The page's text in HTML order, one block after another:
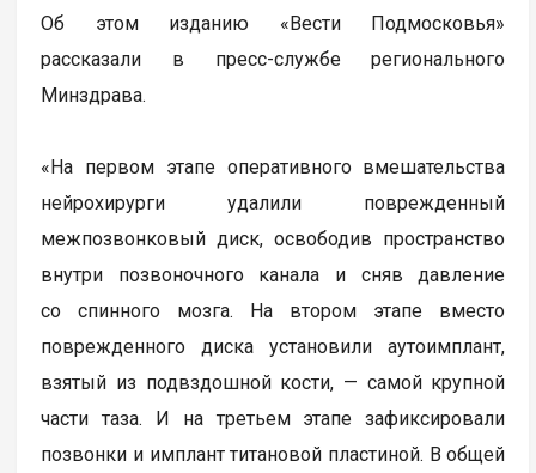
Об этом изданию «Вести Подмосковья»
рассказали в пресс-службе регионального
Минздрава.
«На первом этапе оперативного вмешательства
нейрохирурги удалили поврежденный
межпозвонковый диск, освободив пространство
внутри позвоночного канала и сняв давление
со спинного мозга. На втором этапе вместо
поврежденного диска установили аутоимплант,
взятый из подвздошной кости, — самой крупной
части таза. И на третьем этапе зафиксировали
позвонки и имплант титановой пластиной. В общей